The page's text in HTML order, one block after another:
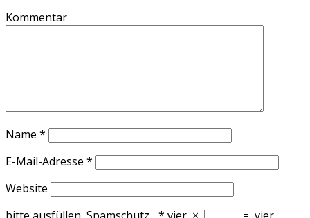
Kommentar
Name *
E-Mail-Adresse *
Website